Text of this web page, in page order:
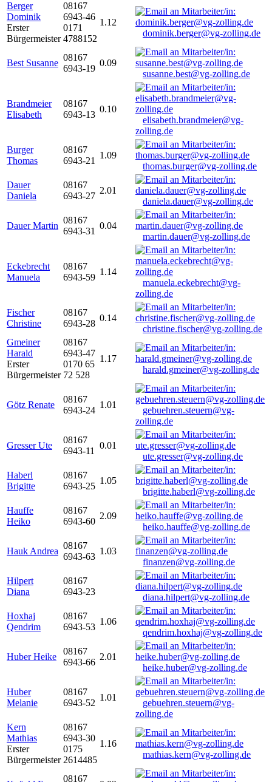
Berger
Dominik
Erster
Bürgermeister
08167
6943-46
0171
4788152
1.12
dominik.berger@vg-zolling.de
Best Susanne
08167
6943-19
0.09
susanne.best@vg-zolling.de
Brandmeier
Elisabeth
08167
6943-13
0.10
elisabeth.brandmeier@vg-
zolling.de
Burger
Thomas
08167
6943-21
1.09
thomas.burger@vg-zolling.de
Dauer
Daniela
08167
6943-27
2.01
daniela.dauer@vg-zolling.de
Dauer Martin
08167
6943-31
0.04
martin.dauer@vg-zolling.de
Eckebrecht
Manuela
08167
6943-59
1.14
manuela.eckebrecht@vg-
zolling.de
Fischer
Christine
08167
6943-28
0.14
christine.fischer@vg-zolling.de
Gmeiner
Harald
Erster
Bürgermeister
08167
6943-47
0170 65
72 528
1.17
harald.gmeiner@vg-zolling.de
Götz Renate
08167
6943-24
1.01
gebuehren.steuern@vg-
zolling.de
Gresser Ute
08167
6943-11
0.01
ute.gresser@vg-zolling.de
Haberl
Brigitte
08167
6943-25
1.05
brigitte.haberl@vg-zolling.de
Hauffe
Heiko
08167
6943-60
2.09
heiko.hauffe@vg-zolling.de
Hauk Andrea
08167
6943-63
1.03
finanzen@vg-zolling.de
Hilpert
Diana
08167
6943-23
diana.hilpert@vg-zolling.de
Hoxhaj
Qendrim
08167
6943-53
1.06
qendrim.hoxhaj@vg-zolling.de
Huber Heike
08167
6943-66
2.01
heike.huber@vg-zolling.de
Huber
Melanie
08167
6943-52
1.01
gebuehren.steuern@vg-
zolling.de
Kern
Mathias
Erster
Bürgermeister
08167
6943-30
0175
2614485
1.16
mathias.kern@vg-zolling.de
08167